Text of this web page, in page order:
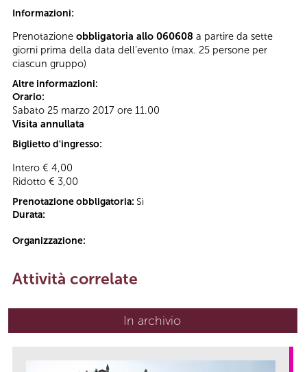
Informazioni:
Prenotazione obbligatoria allo 060608 a partire da sette
giorni prima della data dell’evento (max. 25 persone per
ciascun gruppo)
Altre informazioni:
Orario:
Sabato 25 marzo 2017 ore 11.00
Visita annullata
Biglietto d'ingresso:
Intero € 4,00
Ridotto € 3,00
Prenotazione obbligatoria: Sì
Durata:
Organizzazione:
Attività correlate
In archivio